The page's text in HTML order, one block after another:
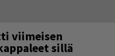
viimeisen
sillä